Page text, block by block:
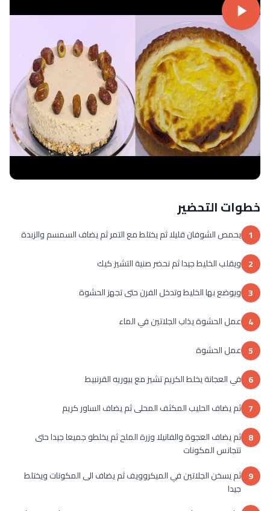
خطوات التحضير
1 يحمص الشوفان قليلا ثم يختلط مع التمر ثم يضاف السمسم والزبدة
2 ويقلب الخليط جيدا ثم نحضر صنية التشيز كيك
3 ويوضع بها الخليط وتدخل الفرن حتى تجهز الحشوة
4 عمل الحشوة يذاب الجلاتين في الماء
5 عمل الحشوة
6 في العجانة يخلط الكريم تشيز مع بيوريه القرنبيط
7 ثم يضاف الحليب المكثف المحلى ثم يضاف الساور كريم
8 ثم يضاف العجوة والفانيلا وزرة الملح ثم يخلطو جميعا جيدا حتى
تتجانس المكونات
9 ثم يسخن الجلاتين في الميكروويف ثم يضاف الى المكونات ويختلط
جيدا